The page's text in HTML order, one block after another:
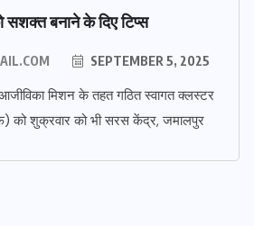
सशक्त बनाने के दिए टिप्स
SEPTEMBER 5, 2025
आजीविका मिशन के तहत गठित स्वागत क्लस्टर
शुक्रवार को भी सरस केंद्र, जमालपुर